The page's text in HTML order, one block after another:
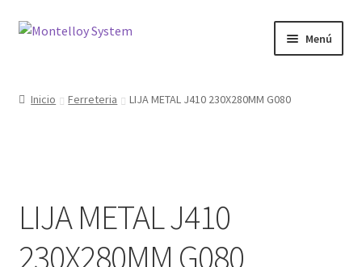
Ir
Ir
Menú
Maquinaria
Protección Laboral
Inicio Ferreteria LIJA METAL J410 230X280MM G080
LIJA METAL J410
230X280MM G080